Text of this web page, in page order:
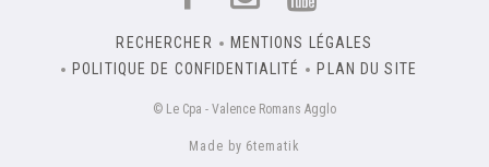
RECHERCHER
MENTIONS LÉGALES
POLITIQUE DE CONFIDENTIALITÉ
PLAN DU SITE
© Le Cpa - Valence Romans Agglo
Made by 6tematik